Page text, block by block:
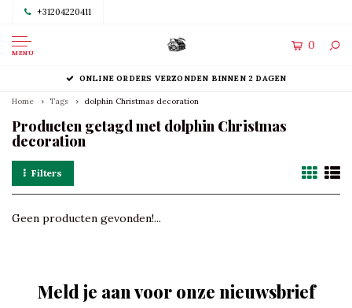
+31204220411
MENU
0
ONLINE ORDERS VERZONDEN BINNEN 2 DAGEN
Home Tags dolphin Christmas decoration
Producten getagd met dolphin Christmas
decoration
Filters
Geen producten gevonden!...
Meld je aan voor onze nieuwsbrief